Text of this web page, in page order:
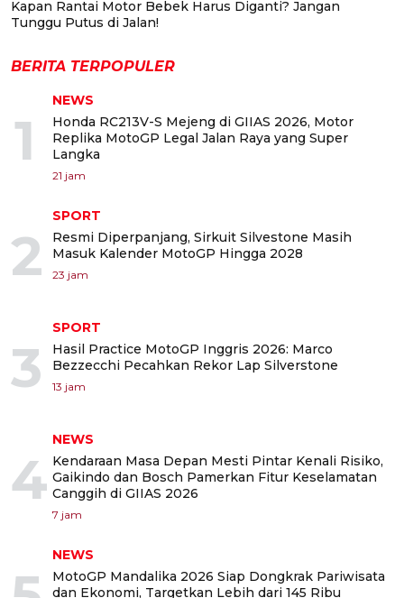
Kapan Rantai Motor Bebek Harus Diganti? Jangan
Tunggu Putus di Jalan!
BERITA TERPOPULER
1
NEWS
Honda RC213V-S Mejeng di GIIAS 2026, Motor
Replika MotoGP Legal Jalan Raya yang Super
Langka
21 jam
2
SPORT
Resmi Diperpanjang, Sirkuit Silvestone Masih
Masuk Kalender MotoGP Hingga 2028
23 jam
3
SPORT
Hasil Practice MotoGP Inggris 2026: Marco
Bezzecchi Pecahkan Rekor Lap Silverstone
13 jam
4
NEWS
Kendaraan Masa Depan Mesti Pintar Kenali Risiko,
Gaikindo dan Bosch Pamerkan Fitur Keselamatan
Canggih di GIIAS 2026
7 jam
NEWS
MotoGP Mandalika 2026 Siap Dongkrak Pariwisata
dan Ekonomi, Targetkan Lebih dari 145 Ribu